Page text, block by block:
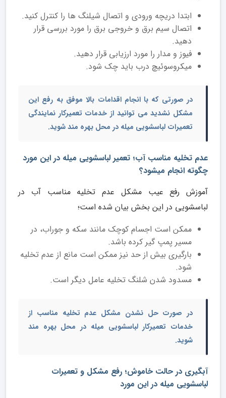
ابتدا دریچه ورودی و اتصال شیلنگ ها را کنترل کنید.
اتصال سیم برق و خروجی برق را مورد بررسی قرار
دهید.
فیوز و مدار را مورد ارزیابی قرار دهید.
میکروسوئیچ درب باید چک شود.
در صورتی که با انجام اقدامات بالا موفق به رفع این
مشکل نشدید می توانید از خدمات تعمیرکار نمایندگی
تعمیرات لباسشویی میله در محل بهره مند شوید.
عدم تخلیه مناسب آب؛ تعمیر لباسشویی میله در این مورد
چگوته انجام میشود؟
آموزش رفع عیب مشکل عدم تخلیه مناسب آب در
لباسشویی در این بخش بیان شده است؛
ممکن است اجسام کوچک مانند سکه و جوراب، در
مسیر پمپ گیر کرده باشد.
بارگیری بیش از حد نیز ممکن است مانع از عدم تخلیه
شود.
مسدود شدن شلنگ تخلیه عامل دیگر است.
در صورت حل نشدن مشکل عدم تخلیه مناسب از
خدمات تعمیرکار لباسشویی میله در محل بهره مند
شوید.
آبگیری در حالت خاموش؛ رفع مشکل و تعمیرات
لباسشویی میله در این مورد